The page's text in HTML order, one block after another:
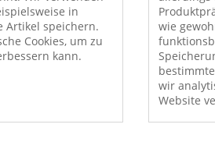
in
Artikel speichern.
Cookies, um zu
kann.
wie
wir
Website